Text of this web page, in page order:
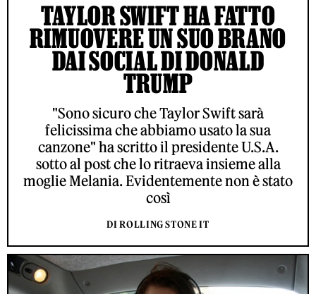
TAYLOR SWIFT HA FATTO
RIMUOVERE UN SUO BRANO
DAI SOCIAL DI DONALD
TRUMP
"Sono sicuro che Taylor Swift sarà
felicissima che abbiamo usato la sua
canzone" ha scritto il presidente U.S.A.
sotto al post che lo ritraeva insieme alla
moglie Melania. Evidentemente non è stato
così
DI ROLLING STONE IT